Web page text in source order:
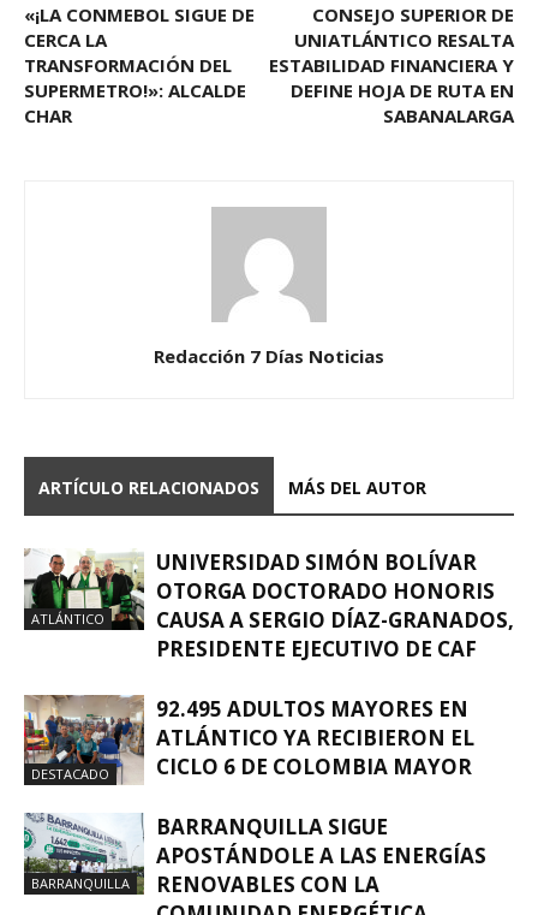
«¡LA CONMEBOL SIGUE DE
CERCA LA
TRANSFORMACIÓN DEL
SUPERMETRO!»: ALCALDE
CHAR
CONSEJO SUPERIOR DE
UNIATLÁNTICO RESALTA
ESTABILIDAD FINANCIERA Y
DEFINE HOJA DE RUTA EN
SABANALARGA
Redacción 7 Días Noticias
ARTÍCULO RELACIONADOS MÁS DEL AUTOR
ATLÁNTICO
UNIVERSIDAD SIMÓN BOLÍVAR
OTORGA DOCTORADO HONORIS
CAUSA A SERGIO DÍAZ-GRANADOS,
PRESIDENTE EJECUTIVO DE CAF
DESTACADO
92.495 ADULTOS MAYORES EN
ATLÁNTICO YA RECIBIERON EL
CICLO 6 DE COLOMBIA MAYOR
BARRANQUILLA
BARRANQUILLA SIGUE
APOSTÁNDOLE A LAS ENERGÍAS
RENOVABLES CON LA